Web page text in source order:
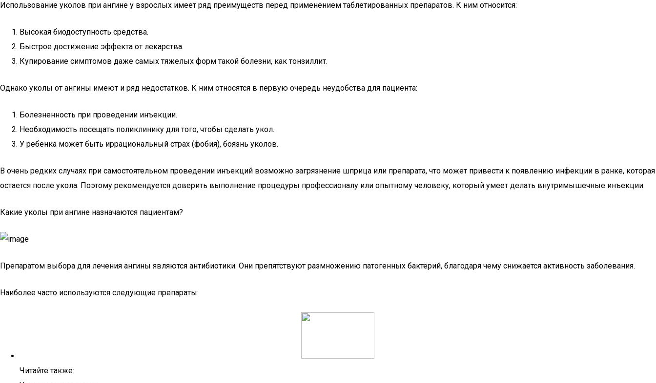
Использование уколов при ангине у взрослых имеет ряд преимуществ перед применением таблетированных препаратов. К ним относится:
Высокая биодоступность средства.
Быстрое достижение эффекта от лекарства.
Купирование симптомов даже самых тяжелых форм такой болезни, как тонзиллит.
Однако уколы от ангины имеют и ряд недостатков. К ним относятся в первую очередь неудобства для пациента:
Болезненность при проведении инъекции.
Необходимость посещать поликлинику для того, чтобы сделать укол.
У ребенка может быть иррациональный страх (фобия), боязнь уколов.
В очень редких случаях при самостоятельном проведении инъекций возможно загрязнение шприца или препарата, что может привести к появлению инфекции в ранке, которая
остается после укола. Поэтому рекомендуется доверить выполнение процедуры профессионалу или опытному человеку, который умеет делать внутримышечные инъекции.
Какие уколы при ангине назначаются пациентам?
Препаратом выбора для лечения ангины являются антибиотики. Они препятствуют размножению патогенных бактерий, благодаря чему снижается активность заболевания.
Наиболее часто используются следующие препараты:
Читайте также: